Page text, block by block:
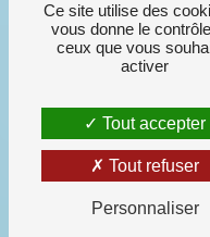
Ce site utilise des
vous donne le
ceux que vous
activer
Tout accepter
Tout refuser
Personnaliser